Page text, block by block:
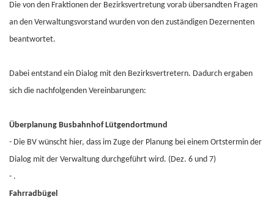
Die von den Fraktionen der Bezirksvertretung vorab übersandten Fragen
an den Verwaltungsvorstand wurden von den zuständigen Dezernenten
beantwortet.
Dabei entstand ein Dialog mit den Bezirksvertretern. Dadurch ergaben
sich die nachfolgenden Vereinbarungen:
Überplanung Busbahnhof Lütgendortmund
- Die BV wünscht hier, dass im Zuge der Planung bei einem Ortstermin der
Dialog mit der Verwaltung durchgeführt wird. (Dez. 6 und 7)
- .
Fahrradbügel